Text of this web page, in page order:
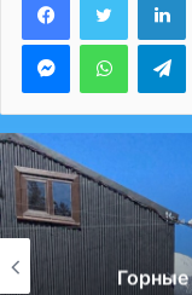
Messenger